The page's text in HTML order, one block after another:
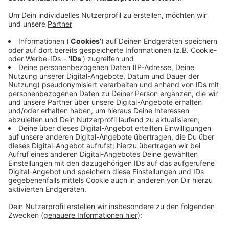
Anzeige
Heute (Donnerstag) Abend startet die Versteigerung
von Fundsachen in Moers. Fahrräder, Schmuck, Handys
oder Werzeug, bei denen kein Besitzer Ansprüche
angemeldet hat, gehen Online unter den Hammer. Auf
www.sonderauktionen.netstartet die Auktion um 20
Uhr. Für die Gegenstände dauert das maximal 10 Tage.
Anders als bei anderen Portalen fällt der Anfangspreis
ab Start kontinuierlich. Alles muss hinterher persönlich
im Fundbüro abgeholt werden - nichts wird verschickt.
Anzeige